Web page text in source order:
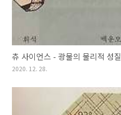
츄 사이언스 - 광물의 물리적 성질
2020. 12. 28.